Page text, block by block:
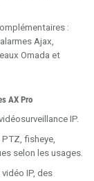
:
Ajax,
Omada et
AX Pro
IP.
fisheye,
selon les usages.
IP, des